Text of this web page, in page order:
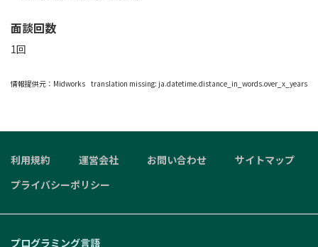
面談回数
1回
情報提供元： Midworks translation missing: ja.datetime.distance_in_words.over_x_years
利用規約 運営会社 お問い合わせ
サイトマップ
プライバシーポリシー
プログラミング言語